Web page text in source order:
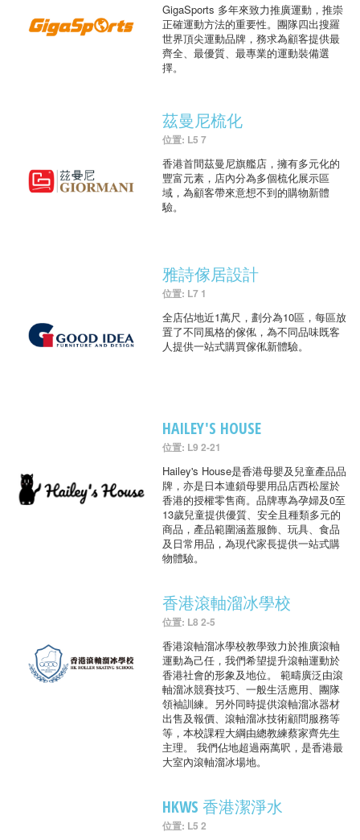
GigaSports 多年來致力推廣運動，推崇
正確運動方法的重要性。團隊四出搜羅
世界頂尖運動品牌，務求為顧客提供最
齊全、最優質、最專業的運動裝備選
擇。
茲曼尼梳化
位置: L5 7
香港首間茲曼尼旗艦店，擁有多元化的
豐富元素，店內分為多個梳化展示區
域，為顧客帶來意想不到的購物新體
驗。
雅詩傢居設計
位置: L7 1
全店佔地近1萬尺，劃分為10區，每區放
置了不同風格的傢俬，為不同品味既客
人提供一站式購買傢俬新體驗。
HAILEY'S HOUSE
位置: L9 2-21
Hailey's House是香港母嬰及兒童產品品
牌，亦是日本連鎖母嬰用品店西松屋於
香港的授權零售商。品牌專為孕婦及0至
13歲兒童提供優質、安全且種類多元的
商品，產品範圍涵蓋服飾、玩具、食品
及日常用品，為現代家長提供一站式購
物體驗。
香港滾軸溜冰學校
位置: L8 2-5
香港滾軸溜冰學校教學致力於推廣滾軸
運動為己任，我們希望提升滾軸運動於
香港社會的形象及地位。 範疇廣泛由滾
軸溜冰競賽技巧、一般生活應用、團隊
領袖訓練。另外同時提供滾軸溜冰器材
出售及報價、滾軸溜冰技術顧問服務等
等，本校課程大綱由總教練蔡家齊先生
主理。 我們佔地超過兩萬呎，是香港最
大室內滾軸溜冰場地。
HKWS 香港潔淨水
位置: L5 2